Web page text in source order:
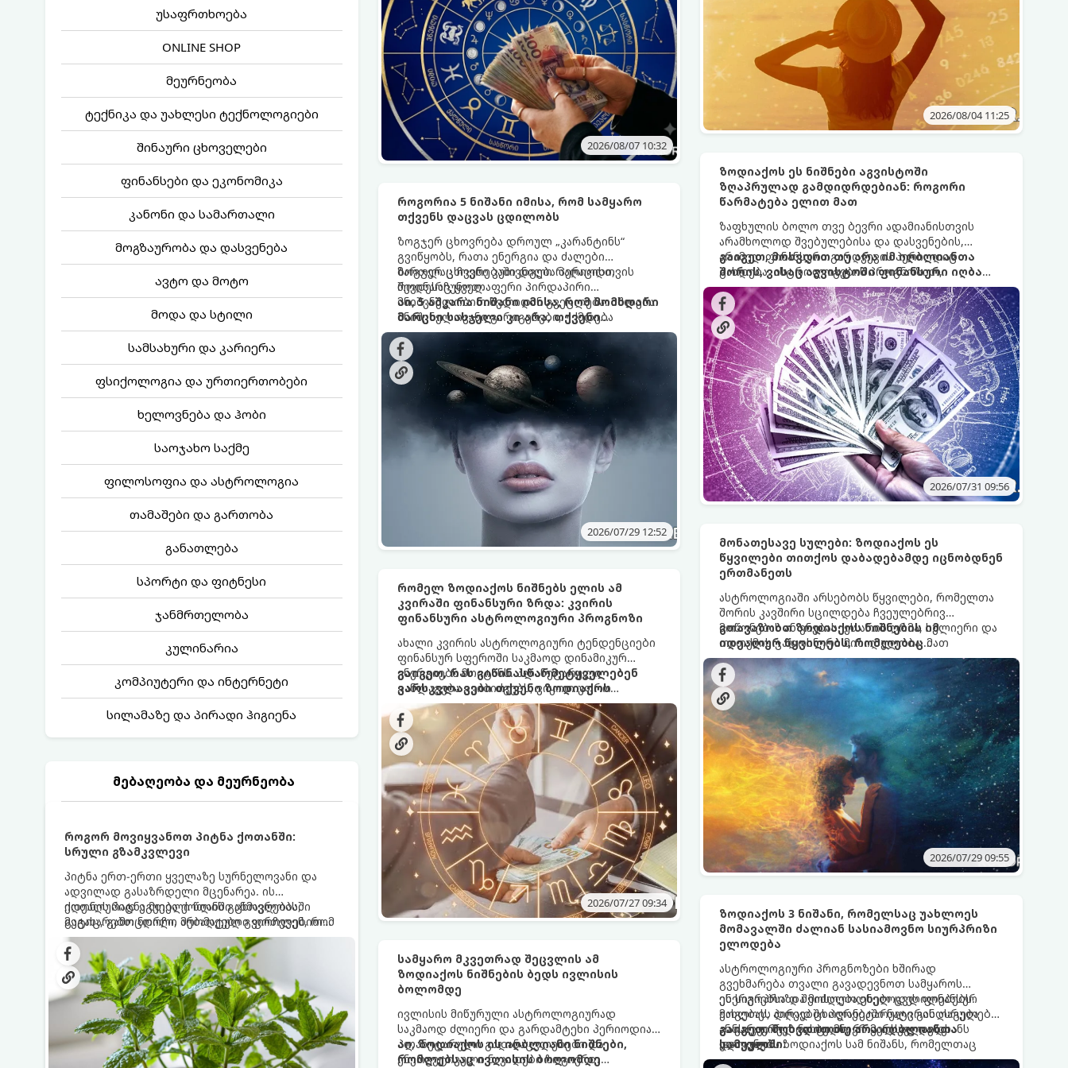
უსაფრთხოება
ONLINE SHOP
მეურნეობა
ტექნიკა და უახლესი ტექნოლოგიები
შინაური ცხოველები
ფინანსები და ეკონომიკა
კანონი და სამართალი
მოგზაურობა და დასვენება
ავტო და მოტო
მოდა და სტილი
სამსახური და კარიერა
ფსიქოლოგია და ურთიერთობები
ხელოვნება და ჰობი
საოჯახო საქმე
ფილოსოფია და ასტროლოგია
თამაშები და გართობა
განათლება
სპორტი და ფიტნესი
ჯანმრთელობა
კულინარია
კომპიუტერი და ინტერნეტი
სილამაზე და პირადი ჰიგიენა
მებაღეობა და მეურნეობა
როგორ მოვიყვანოთ პიტნა ქოთანში:
სრული გზამკვლევი
პიტნა ერთ-ერთი ყველაზე სურნელოვანი და
ადვილად გასაზრდელი მცენარეა. ის
იდეალურად ეგუება ქოთანში ცხოვრებას,
მეტიც, გამოცდილი მებაღეები გვირჩევენ, რომ
პიტნა მხოლოდ ქოთანში მოვიყვანოთ, რადგან
ღია გრუნტში (ბაღში) დარგვისას ის ფესვებით
ძალიან სწრაფად ვრცელდება და სხვა
მცენარეებს ავიწროებს.
ქოთნის პიტნა მთელი წლის განმავლობაში
გაგახარებთ ნორჩი, არომატული ფოთლებით
ჩაის, ლიმონათისა თუ კერძებისთვის.
2026/08/07 10:32
როგორია 5 ნიშანი იმისა, რომ სამყარო
თქვენს დაცვას ცდილობს
ზოგჯერ ცხოვრება დროულ „კარანტინს“
გვიწყობს, რათა ენერგია და ძალები
მართლაც ჩვენი კუთვნილი რაღაცისთვის
შევინარჩუნოთ.
ზოგჯერ ცხოვრებაში დგება პერიოდი,
როდესაც ყველაფერი პირდაპირი
მნიშვნელობით ხელიდან გვეცლება: იშლება
მნიშვნელოვანი გარიგებები, უქმდება
დიდხანს ნანატრი მოგზაურობები, ხოლო
ადამიანები, რომლებსაც ახლობლებად
ვთვლიდით, უეცრად მიდიან. ასეთ
მომენტებში ადვილია სასოწარკვეთილებაში
ჩავარდნა. თუმცა ეზოთერიკასა და
ფსიქოლოგიაში ეს ფენომენი ხშირად
სხვანაირად განიხილება: როგორც სამყაროს
(ან ჩვენი არაცნობიერის) ფარული დამცავი
მექანიზმების მუშაობა, რომელთაც რეალური,
მაგრამ ჯერ კიდევ უხილავი საფრთხისგან
შორს მივყავართ.
აი, 5 აშკარა ნიშანი იმისა, რომ მომხდარი
მარცხი სასჯელი კი არა, თქვენი
დაცვისკენ მიმართული სამყაროს
მცდელობაა:
2026/07/29 12:52
რომელ ზოდიაქოს ნიშნებს ელის ამ
კვირაში ფინანსური ზრდა: კვირის
ფინანსური ასტროლოგიური პროგნოზი
ახალი კვირის ასტროლოგიური ტენდენციები
ფინანსურ სფეროში საკმაოდ დინამიკურ
ენერგიებს მოიტანს. პლანეტარული
განლაგება გვიბიძგებს, ვიყოთ უფრო
გონივრულები ინვესტიციებში, თუმცა
ამავდროულად არ გავუშვათ ხელიდან
მოულოდნელი შესაძლებლობები. კვირის
დასაწყისი იდეალურია დაგეგმვისთვის,
ხოლო მეორე ნახევარი მოლაპარაკებებისა და
ახალი შემოსავლის წყაროების ძიებისთვის.
გაიგეთ, რას გიწინასწარმეტყველებენ
ვარსკვლავები თქვენი ზოდიაქოს
ნიშნისთვის:
2026/07/27 09:34
სამყარო მკვეთრად შეცვლის ამ
ზოდიაქოს ნიშნების ბედს ივლისის
ბოლომდე
ივლისის მიწურული ასტროლოგიურად
საკმაოდ ძლიერი და გარდამტეხი პერიოდია.
პლანეტარული გადანაცვლებები და
ენერგეტიკული ნაკადები ზოგიერთ
აი, ზოდიაქოს ის იღბლიანი ნიშნები,
რომლებსაც ივლისის ბოლომდე
2026/08/04 11:25
ზოდიაქოს ეს ნიშნები აგვისტოში
ზღაპრულად გამდიდრდებიან: როგორი
წარმატება ელით მათ
ზაფხულის ბოლო თვე ბევრი ადამიანისთვის
არამხოლოდ შვებულებისა და დასვენების,
არამედ ფინანსური გარღვევის პერიოდიც
გახდება. ასტროლოგების პროგნოზით,
პლანეტების განლაგება აგვისტოში შექმნის
უნიკალურ ენერგეტიკულ ნაკადებს, რომლებიც
ზოდიაქოს 4 ნიშანს ფინანსური წარმატების
მიღწევასა და შემოსავლების საგრძნობლად
გაზრდაში დაეხმარება.
გაიგეთ, მოხვდით თუ არა იმ იღბლიანთა
შორის, ვისაც აგვისტოში ფინანსური იღბალი
გაუღიმებს:
2026/07/31 09:56
მონათესავე სულები: ზოდიაქოს ეს
წყვილები თითქოს დაბადებამდე იცნობდნენ
ერთმანეთს
ასტროლოგიაში არსებობს წყვილები, რომელთა
შორის კავშირი სცილდება ჩვეულებრივ
მოწონებას ან ვნებას. ეს არის ღრმა, სულიერი და
თითქმის ჯადოსნური მიზიდულობა. მათ
გვერდით ყოფნისას იქმნება შთაბეჭდილება,
რომ მათი სულები ერთმანეთს ჯერ კიდევ ამ
ქვეყნად მოვლენამდე შეხვდნენ.
გთავაზობთ ზოდიაქოს ნიშნების იმ
იდეალურ წყვილებს, რომლებიც
ერთმანეთისთვის ნამდვილ მონათესავე
სულებს წარმოადგენენ:
2026/07/29 09:55
ზოდიაქოს 3 ნიშანი, რომელსაც უახლოეს
მომავალში ძალიან სასიამოვნო სიურპრიზი
ელოდება
ასტროლოგიური პროგნოზები ხშირად
გვეხმარება თვალი გავადევნოთ სამყაროს
ენერგიებსა და მოსალოდნელ ცვლილებებს.
უახლოეს დღეებში პლანეტარული განლაგება
განსაკუთრებით ბედნიერ ვარსკვლავზე
დააყენებს ზოდიაქოს სამ ნიშანს, რომელთაც
სამყარო მოულოდნელ და ძალიან სასიამოვნო
ეს სიურპრიზი შეიძლება ეხებოდეს ფინანსურ
მოგებას, პირად ცხოვრებაში ნატვრის ასრულებას
ან კარიერულ ნახტომს, რომელსაც დიდხანს
ელოდით.
გაიგეთ, მოხვდით თუ არა იღბლიანთა
სამეულში: